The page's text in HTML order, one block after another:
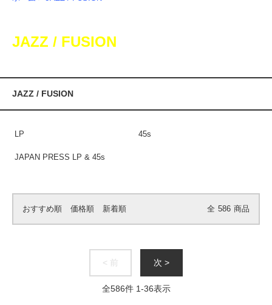
JAZZ / FUSION
JAZZ / FUSION
LP 45s
JAPAN PRESS LP & 45s
おすすめ順 価格順 新着順 全 586 商品
< 前 次 >
全586件 1-36表示